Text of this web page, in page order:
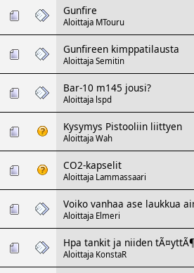
Gunfire
Aloittaja MTouru
Gunfireen kimppatilausta
Aloittaja Semitin
Bar-10 m145 jousi?
Aloittaja lspd
Kysymys Pistooliin liittyen
Aloittaja Wah
CO2-kapselit
Aloittaja Lammassaari
Voiko vanhaa ase laukkua
Aloittaja Elmeri
Hpa tankit ja niiden
Aloittaja KonstaR